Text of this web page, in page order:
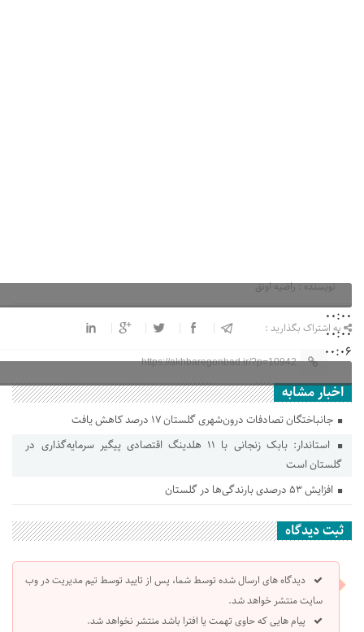
00:00
00:00
00:06
نویسنده : راضیه اونق
به اشتراک بگذارید :
https://akhbaregonbad.ir/?p=10942
اخبار مشابه
جانباختگان تصادفات درون‌شهری گلستان ۱۷ درصد کاهش یافت
استاندار: بابک زنجانی با ۱۱ هلدینگ اقتصادی پیگیر سرمایه‌گذاری در
گلستان است
افزایش ۵۳ درصدی بارندگی‌ها در گلستان
ثبت دیدگاه
دیدگاه های ارسال شده توسط شما، پس از تایید توسط تیم مدیریت در وب
سایت منتشر خواهد شد.
پیام هایی که حاوی تهمت یا افترا باشد منتشر نخواهد شد.